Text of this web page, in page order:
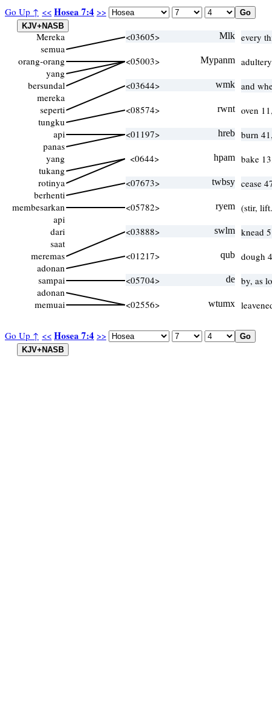
Go Up ↑ << Hosea 7:4 >>
Go Up ↑ << Hosea 7:4 >>
Mereka
semua
orang-orang
yang
bersundal
mereka
seperti
tungku
api
panas
yang
tukang
rotinya
berhenti
membesarkan
api
dari
saat
meremas
adonan
sampai
adonan
memuai
<03605> Mlk every
<05003>
Mypanm
<03644>
wmk and
<08574>
rwnt oven
<01197>
hreb burn
<0644>
hpam bake
<07673>
twbsy cease
<05782>
ryem (stir,
<03888>
swlm knead
<01217>
qub dough
<05704>
de by, as
<02556>
wtumx